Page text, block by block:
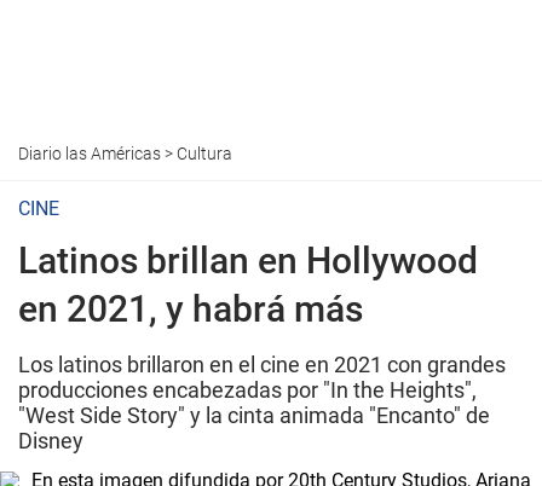
Diario las Américas> Cultura
CINE
Latinos brillan en Hollywood
en 2021, y habrá más
Los latinos brillaron en el cine en 2021 con grandes
producciones encabezadas por "In the Heights",
"West Side Story" y la cinta animada "Encanto" de
Disney